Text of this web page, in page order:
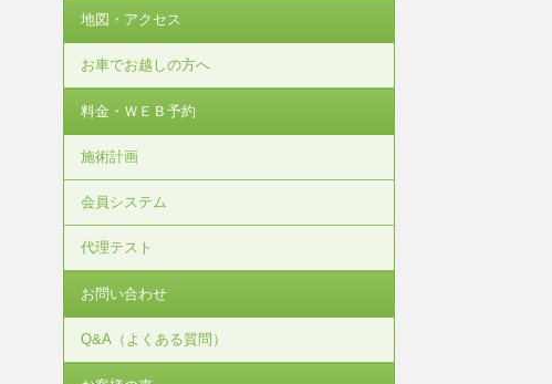
地図・アクセス
お車でお越しの方へ
料金・ＷＥＢ予約
施術計画
会員システム
代理テスト
お問い合わせ
Q&A（よくある質問）